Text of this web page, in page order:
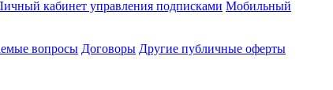
кабинет управления подписками Мобильный
вопросы Договоры Другие публичные оферты